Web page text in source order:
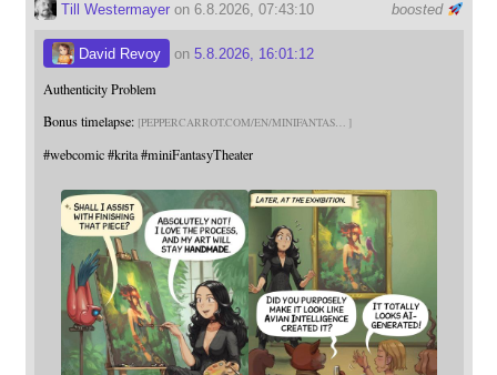
boosted
Till Westermayeron 6.8.2026, 07:43:10
David Revoy on 5.8.2026, 16:01:12
Authenticity Problem
Bonus timelapse: PEPPERCARROT.COM/EN/MINIFANTAS
#webcomic #krita #miniFantasyTheater